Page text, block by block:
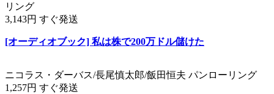
リング
3,143円 すぐ発送
[オーディオブック] 私は株で200万ドル儲けた
ニコラス・ダーバス/長尾慎太郎/飯田恒夫 パンローリング
1,257円 すぐ発送